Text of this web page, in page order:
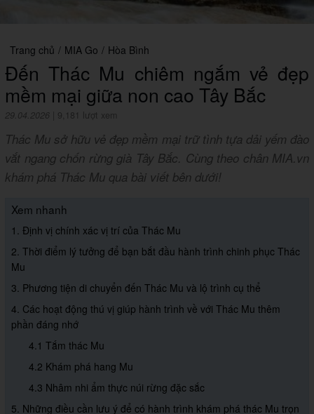
Trang chủ / MIA Go / Hòa Bình
Đến Thác Mu chiêm ngắm vẻ đẹp
mềm mại giữa non cao Tây Bắc
29.04.2026 9,181 lượt xem
Thác Mu sở hữu vẻ đẹp mềm mại trữ tình tựa dải yếm đào
vắt ngang chốn rừng già Tây Bắc. Cùng theo chân MIA.vn
khám phá Thác Mu qua bài viết bên dưới!
Xem nhanh
1. Định vị chính xác vị trí của Thác Mu
2. Thời điểm lý tưởng để bạn bắt đầu hành trình chinh phục Thác
Mu
3. Phương tiện di chuyển đến Thác Mu và lộ trình cụ thể
4. Các hoạt động thú vị giúp hành trình về với Thác Mu thêm
phần đáng nhớ
4.1 Tắm thác Mu
4.2 Khám phá hang Mu
4.3 Nhâm nhi ẩm thực núi rừng đặc sắc
5. Những điều cần lưu ý để có hành trình khám phá thác Mu trọn